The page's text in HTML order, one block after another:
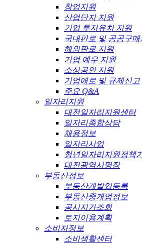
창업지원
산업단지 지원
기업 투자유치 지원
국내판로 및 공공구매
해외판로 지원
기업 예우 지원
소상공인 지원
기업애로 및 규제신고
주요 Q&A
일자리지원
대전일자리지원센터
일자리종합상담
채용정보
일자리사업
청년일자리지원정책
대전광역시명장
부동산정보
부동산개발업등록
부동산중개업정보
공시지가조회
토지이용계획
소비자정보
소비생활센터